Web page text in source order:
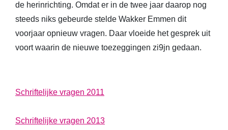
de herinrichting. Omdat er in de twee jaar daarop nog
steeds niks gebeurde stelde Wakker Emmen dit
voorjaar opnieuw vragen. Daar vloeide het gesprek uit
voort waarin de nieuwe toezeggingen zi9jn gedaan.
Schriftelijke vragen 2011
Schriftelijke vragen 2013